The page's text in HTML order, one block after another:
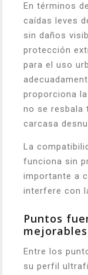
En términos
caídas leves
sin daños
protección
para el uso
proporciona
no se resbala
carcasa
La
funciona sin
importante a
interfere con
Puntos
mejorables
Entre los
su perfil